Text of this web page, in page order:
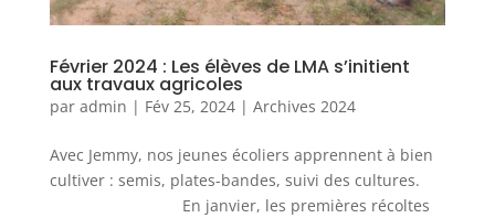
Février 2024 : Les élèves de LMA s’initient
aux travaux agricoles
par admin | Fév 25, 2024| Archives 2024
Avec Jemmy, nos jeunes écoliers apprennent à bien
cultiver : semis, plates-bandes, suivi des cultures.
En janvier, les premières récoltes